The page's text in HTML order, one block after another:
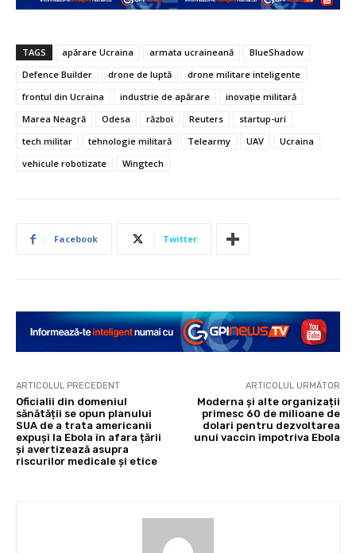
TAGS apărare Ucraina armata ucraineană
BlueShadow
Defence Builder
drone de luptă
drone militare inteligente
frontul din Ucraina
industrie de apărare
inovație militară
Marea Neagră
Odesa război Reuters
startup-uri
tech militar
tehnologie militară Telearmy UAV
Ucraina
vehicule robotizate
Wingtech
Facebook Twitter
ARTICOLUL PRECEDENT
Oficialii din domeniul
sănătății se opun planului
SUA de a trata americanii
expuși la Ebola în afara țării
și avertizează asupra
riscurilor medicale și etice
ARTICOLUL URMĂTOR
Moderna și alte organizații
primesc 60 de milioane de
dolari pentru dezvoltarea
unui vaccin împotriva Ebola